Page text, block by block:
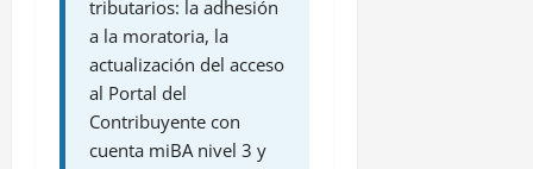
tributarios: la adhesión
a la moratoria, la
actualización del acceso
al Portal del
Contribuyente con
cuenta miBA nivel 3 y